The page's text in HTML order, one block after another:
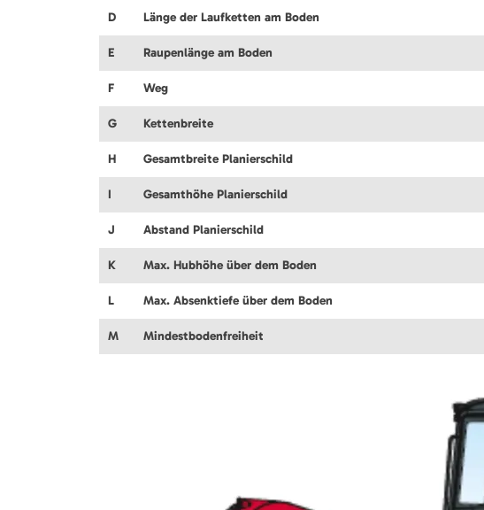
D Länge der Laufketten am Boden
E Raupenlänge am Boden
F Weg
G Kettenbreite
H Gesamtbreite Planierschild
I Gesamthöhe Planierschild
J Abstand Planierschild
K Max. Hubhöhe über dem Boden
L Max. Absenktiefe über dem Boden
M Mindestbodenfreiheit